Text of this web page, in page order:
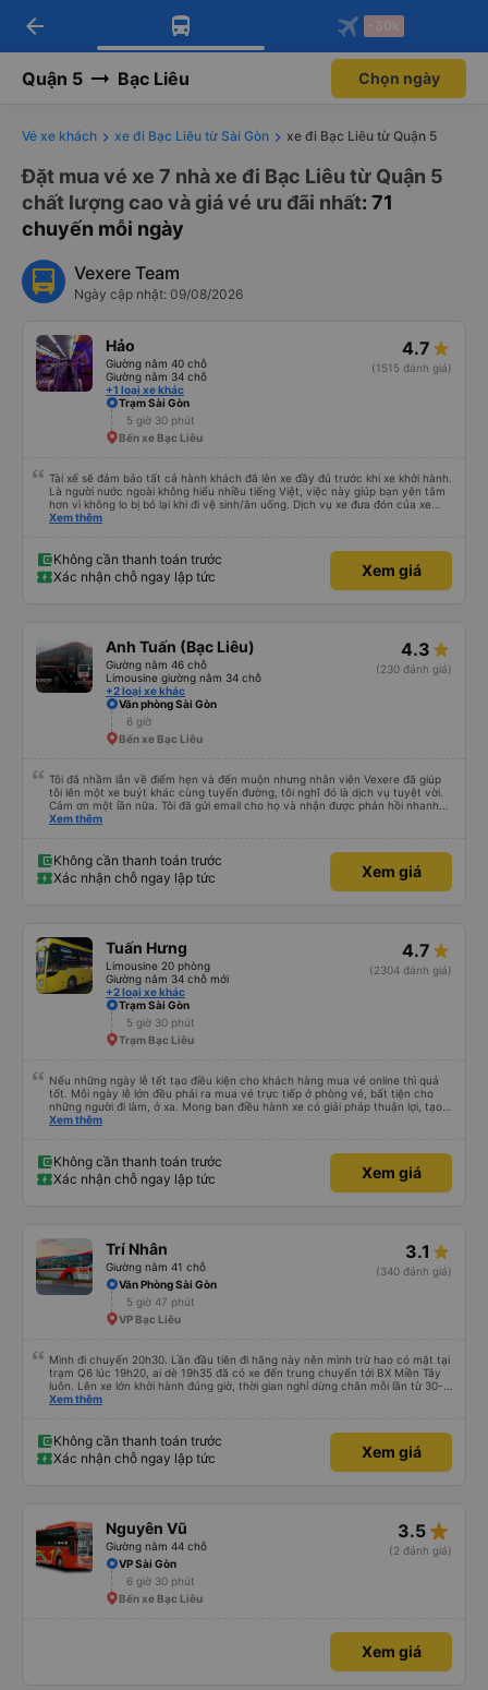
Tải app Vexere ngay!
Nhận ưu đãi thành viên độc
Mở app
Tải app Vexere
-30k/ghế khi đặt vé máy bay qua
Mở app
arrow_back -30k
Quận 5 Bạc Liêu Chọn ngày
Vé xe khách xe đi Bạc Liêu từ Sài Gòn xe đi Bạc Liêu từ Quận 5
Đặt mua vé xe 7 nhà xe đi Bạc Liêu từ Quận 5
chất lượng cao và giá vé ưu đãi nhất: 71
chuyến mỗi ngày
Vexere Team
Ngày cập nhật: 09/08/2026
Hảo
Giường nằm 40 chỗ
Giường nằm 34 chỗ
+1 loại xe khác
4.7
(1515 đánh giá)
Trạm Sài Gòn
5 giờ 30 phút
Bến xe Bạc Liêu
Tài xế sẽ đảm bảo tất cả hành khách đã lên xe đầy đủ trước khi xe khởi hành.
Là người nước ngoài không hiểu nhiều tiếng Việt, việc này giúp bạn yên tâm
hơn vì không lo bị bỏ lại khi đi vệ sinh/ăn uống. Dịch vụ xe đưa đón của xe
buýt Hảo cũng là một điểm cộng, đưa bạn từ bến xe đến chỗ ở MIỄN PHÍ!
Xem thêm
Không cần thanh toán trước
Xác nhận chỗ ngay lập tức
Xem giá
Anh Tuấn (Bạc Liêu)
Giường nằm 46 chỗ
Limousine giường nằm 34 chỗ
+2 loại xe khác
4.3
(230 đánh giá)
Văn phòng Sài Gòn
6 giờ
Bến xe Bạc Liêu
Tôi đã nhầm lẫn về điểm hẹn và đến muộn nhưng nhân viên Vexere đã giúp
tôi lên một xe buýt khác cùng tuyến đường, tôi nghĩ đó là dịch vụ tuyệt vời.
Cảm ơn một lần nữa. Tôi đã gửi email cho họ và nhận được phản hồi nhanh
chóng trong những thời điểm đó.
Xem thêm
Không cần thanh toán trước
Xác nhận chỗ ngay lập tức
Xem giá
Tuấn Hưng
Limousine 20 phòng
Giường nằm 34 chỗ mới
+2 loại xe khác
4.7
(2304 đánh giá)
Trạm Sài Gòn
5 giờ 30 phút
Trạm Bạc Liêu
Nếu những ngày lễ tết tạo điều kiện cho khách hàng mua vé online thì quá
tốt. Mỗi ngày lễ lớn đều phải ra mua vé trực tiếp ở phòng vé, bất tiện cho
những người đi làm, ở xa. Mong ban điều hành xe có giải pháp thuận lợi, tạo
điều kiện cho khách hàng mua vé online (chuyển khoản khi mua vé). Kính
Xem thêm
Không cần thanh toán trước
Xác nhận chỗ ngay lập tức
Xem giá
Trí Nhân
Giường nằm 41 chỗ
3.1
(340 đánh giá)
Văn Phòng Sài Gòn
5 giờ 47 phút
VP Bạc Liêu
Mình đi chuyến 20h30. Lần đầu tiên đi hãng này nên mình trừ hao có mặt tại
trạm Q6 lúc 19h20, ai dè 19h35 đã có xe đến trung chuyển tới BX Miền Tây
luôn. Lên xe lớn khởi hành đúng giờ, thời gian nghỉ dừng chân mỗi lần từ 30-
45 phút. Đến trạm Giá Rai thì có xe trung chuyển chờ sẵn chở đến nơi.
Xem thêm
Không cần thanh toán trước
Xác nhận chỗ ngay lập tức
Xem giá
Nguyên Vũ
Giường nằm 44 chỗ
3.5 star_rate
(2 đánh giá)
VP Sài Gòn
6 giờ 30 phút
Bến xe Bạc Liêu
Xem giá